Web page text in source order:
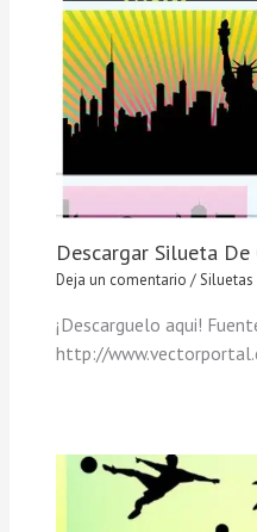
Descargar Silueta
Deja un comentario /Siluetas
¡Descarguelo aqui!
http://